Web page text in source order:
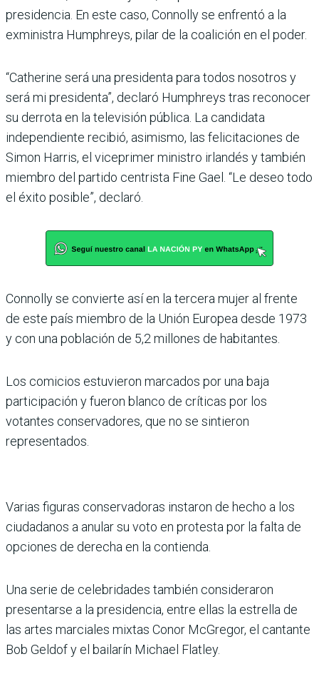
presidencia. En este caso, Connolly se enfrentó a la
exministra Humphreys, pilar de la coalición en el poder.
“Catherine será una presidenta para todos nosotros y
será mi presidenta”, declaró Humphreys tras reconocer
su derrota en la televisión pública. La candidata
independiente recibió, asimismo, las felicitaciones de
Simon Harris, el viceprimer ministro irlandés y también
miembro del partido centrista Fine Gael. “Le deseo todo
el éxito posible”, declaró.
Connolly se convierte así en la tercera mujer al frente
de este país miembro de la Unión Europea desde 1973
y con una población de 5,2 millones de habitantes.
Los comicios estuvieron marcados por una baja
participación y fueron blanco de críticas por los
votantes conservadores, que no se sintieron
representados.
Varias figuras conservadoras instaron de hecho a los
ciudadanos a anular su voto en protesta por la falta de
opciones de derecha en la contienda.
Una serie de celebridades también consideraron
presentarse a la presidencia, entre ellas la estrella de
las artes marciales mixtas Conor McGregor, el cantante
Bob Geldof y el bailarín Michael Flatley.